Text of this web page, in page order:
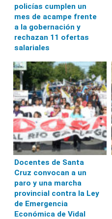
policías cumplen un
mes de acampe frente
a la gobernación y
rechazan 11 ofertas
salariales
Docentes de Santa
Cruz convocan a un
paro y una marcha
provincial contra la Ley
de Emergencia
Económica de Vidal